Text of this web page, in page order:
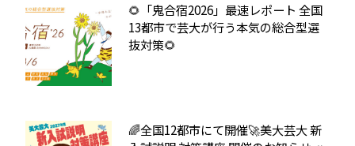
🌻「鬼合宿2026」最速レポート 全国
13都市で芸大が行う本気の総合型選
抜対策🌻
🌈全国12都市にて開催🚀美大芸大 新